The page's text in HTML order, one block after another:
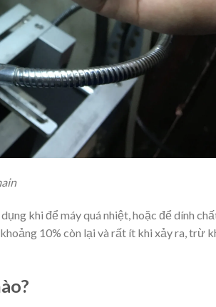
khi để máy quá nhiệt, hoặc để dính
10% còn lại và rất ít khi xảy ra, trừ